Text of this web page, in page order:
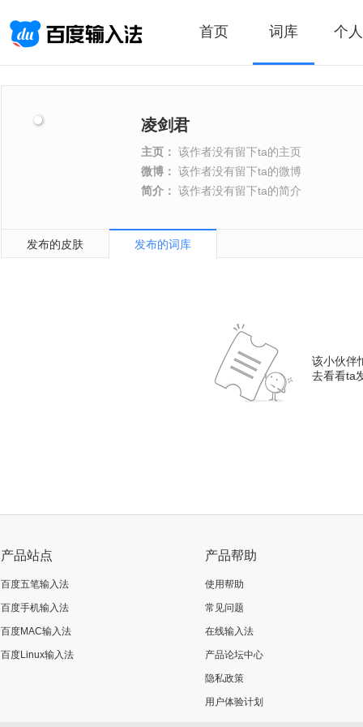
首页 词库 个
凌剑君
主页： 该作者没有留下ta的主页
微博： 该作者没有留下ta的微博
简介： 该作者没有留下ta的简介
发布的皮肤 发布的词库
该小伙伴
去看看ta
产品站点
百度五笔输入法
百度手机输入法
百度MAC输入法
百度Linux输入法
产品帮助
使用帮助
常见问题
在线输入法
产品论坛中心
隐私政策
用户体验计划